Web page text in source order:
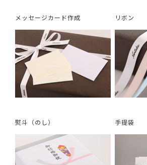
メッセージカード作成 リボン
熨斗（のし） 手提袋